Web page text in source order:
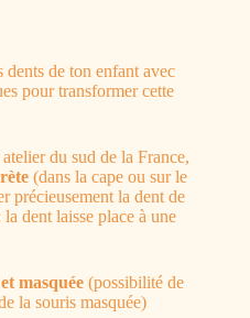
En Plein Cœur
?
ton panier. Ensuite, tu suis les
paiement.
commande est bien prise en
dents de ton enfant avec
pour transformer cette
du sud de la France,
(dans la cape ou sur le
précieusement la dent de
dent laisse place à une
masquée (possibilité de
la souris masquée)